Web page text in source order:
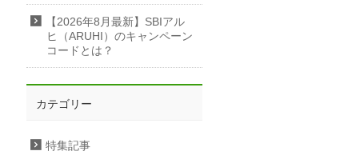
【2026年8月最新】SBIアル
ヒ（ARUHI）のキャンペーン
コードとは？
カテゴリー
特集記事